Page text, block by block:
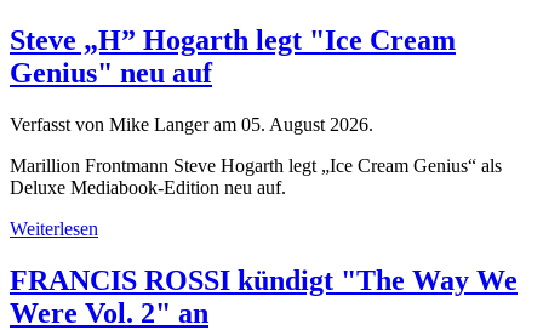
Steve „H” Hogarth legt "Ice Cream
Genius" neu auf
Verfasst von Mike Langer am 05. August 2026.
Marillion Frontmann Steve Hogarth legt „Ice Cream Genius“ als
Deluxe Mediabook-Edition neu auf.
Weiterlesen
FRANCIS ROSSI kündigt "The Way We
Were Vol. 2" an